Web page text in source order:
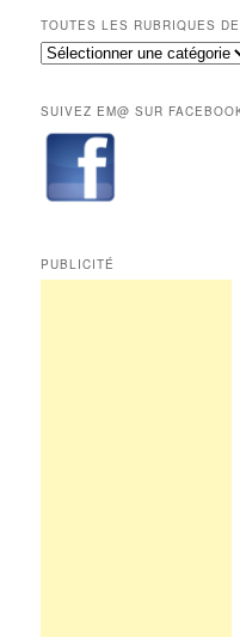
mois
réservés
aux
TOUTES LES RUBRIQUES
Toutes
de
Edition
Multimédi@
SUIVEZ EM@ SUR
PUBLICITÉ